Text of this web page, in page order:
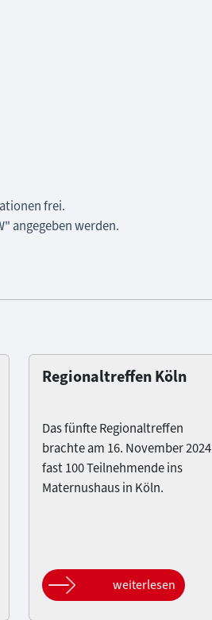
frei.
angegeben werden.
Regionaltreffen Köln
Das fünfte Regionaltreffen
brachte am 16. November 2024
fast 100 Teilnehmende ins
Maternushaus in Köln.
weiterlesen